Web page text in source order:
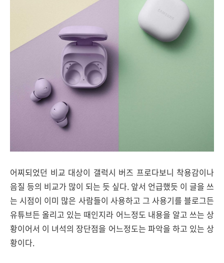
어찌되었던 비교 대상이 갤럭시 버즈 프로다보니 착용감이나
음질 등의 비교가 많이 되는 듯 싶다. 앞서 언급했듯 이 글을 쓰
는 시점이 이미 많은 사람들이 사용하고 그 사용기를 블로그든
유튜브든 올리고 있는 때인지라 어느정도 내용을 알고 쓰는 상
황이어서 이 녀석의 장단점을 어느정도는 파악을 하고 있는 상
황이다.